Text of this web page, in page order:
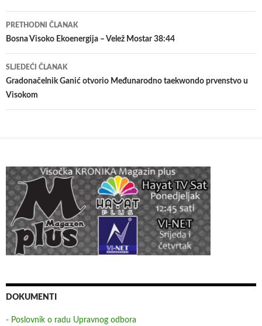
Navigacija
članaka
PRETHODNI ČLANAK
Bosna Visoko Ekoenergija – Velež Mostar 38:44
SLJEDEĆI ČLANAK
Gradonačelnik Ganić otvorio Međunarodno taekwondo prvenstvo u
Visokom
DOKUMENTI
- Poslovnik o radu Upravnog odbora